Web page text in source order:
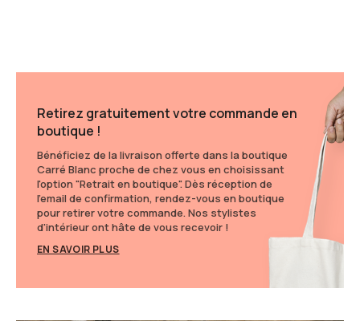
Retirez gratuitement votre commande en
boutique !
Bénéficiez de la livraison offerte dans la boutique
Carré Blanc proche de chez vous en choisissant
l'option "Retrait en boutique". Dès réception de
l'email de confirmation, rendez-vous en boutique
pour retirer votre commande. Nos stylistes
d'intérieur ont hâte de vous recevoir !
EN SAVOIR PLUS